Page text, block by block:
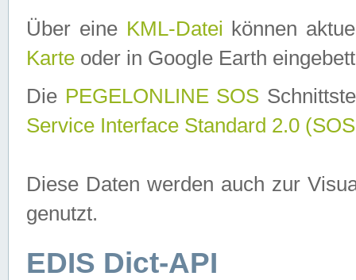
Über eine KML-Datei können
Karte oder in Google Earth
Die PEGELONLINE SOS
Service Interface Standard 2.0
Diese Daten werden auch zur
genutzt.
EDIS Dict-API